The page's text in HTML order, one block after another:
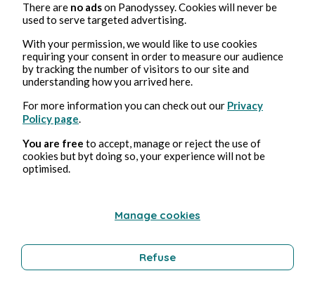
Episode 7 – Trahison.
Culture
Visperine Cargal
There are no adson Panodyssey. Cookies will never be
used to serve targeted advertising.
With your permission, we would like to use cookies
requiring your consent in order to measure our audience
by tracking the number of visitors to our site and
understanding how you arrived here.
For more information you can check out our Privacy
Policy page.
You are free to accept, manage or reject the use of
cookies but byt doing so, your experience will not be
optimised.
Manage cookies
Refuse